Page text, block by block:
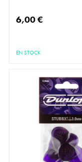
6,00 €
EN STOCK